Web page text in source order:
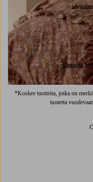
Ilmoita
*Koskee tuotteita, jotka on
tuotetta